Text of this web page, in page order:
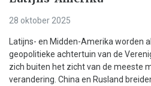
28 oktober 2025
Latijns- en Midden-Amerika worden
geopolitieke achtertuin van de
zich buiten het zicht van de meeste
verandering. China en Rusland